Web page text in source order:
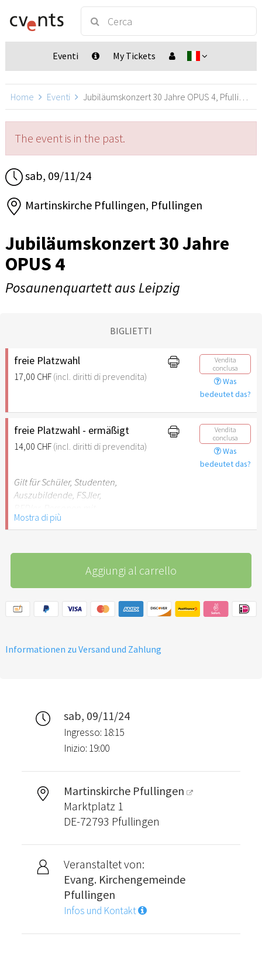
Eventi My Tickets
Home Eventi Jubiläumskonzert 30 Jahre OPUS 4, Pfullingen
The event is in the past.
sab, 09/11/24
Martinskirche Pfullingen, Pfullingen
Jubiläumskonzert 30 Jahre
OPUS 4
Posaunenquartett aus Leipzig
BIGLIETTI
freie Platzwahl
17,00 CHF (incl. diritti di prevendita)
Vendita
conclusa
Was
bedeutet das?
freie Platzwahl - ermäßigt
14,00 CHF (incl. diritti di prevendita)
Vendita
conclusa
Was
bedeutet das?
Gilt für Schüler, Studenten,
Auszubildende, FSJler,
Behinderungen
Mostra di più
Aggiungi al carrello
Informationen zu Versand und Zahlung
sab, 09/11/24
Ingresso: 18:15
Inizio: 19:00
Martinskirche Pfullingen
Marktplatz 1
DE-72793 Pfullingen
Veranstaltet von:
Evang. Kirchengemeinde
Pfullingen
Infos und Kontakt